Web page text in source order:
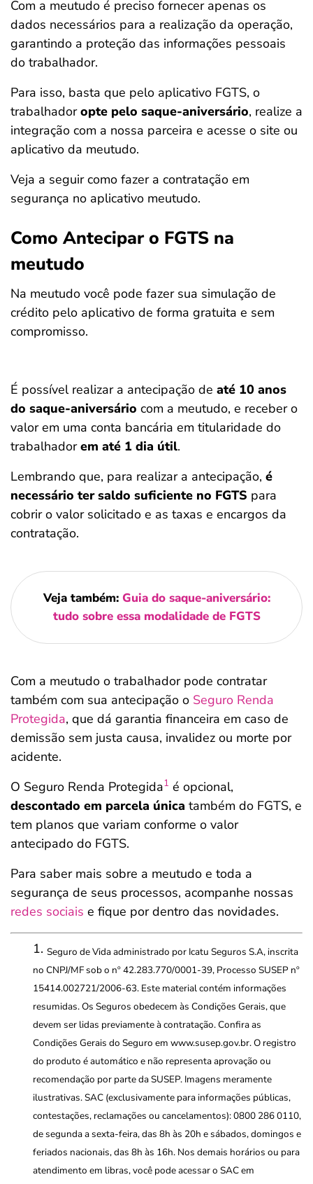
Com a meutudo é preciso fornecer apenas os
dados necessários para a realização da operação,
garantindo a proteção das informações pessoais
do trabalhador.
Para isso, basta que pelo aplicativo FGTS, o
trabalhadoropte pelo saque-aniversário, realize a
integração com a nossa parceira e acesse o site ou
aplicativo da meutudo.
Veja a seguir como fazer a contratação em
segurança no aplicativo meutudo.
Como Antecipar o FGTS na
meutudo
Na meutudo você pode fazer sua simulação de
crédito pelo aplicativo de forma gratuita e sem
compromisso.
É possível realizar a antecipação de até 10 anos
do saque-aniversário com a meutudo, e receber o
valor em uma conta bancária em titularidade do
trabalhadorem até 1 dia útil.
Lembrando que, para realizar a antecipação, é
necessário ter saldo suficiente no FGTS para
cobrir o valor solicitado e as taxas e encargos da
contratação.
Veja também: Guia do saque-aniversário:
tudo sobre essa modalidade de FGTS
Com a meutudo o trabalhador pode contratar
também com sua antecipação o Seguro Renda
Protegida, que dá garantia financeira em caso de
demissão sem justa causa, invalidez ou morte por
acidente.
O Seguro Renda Protegida1 é opcional,
descontado em parcela única também do FGTS, e
tem planos que variam conforme o valor
antecipado do FGTS.
Para saber mais sobre a meutudo e toda a
segurança de seus processos, acompanhe nossas
redes sociais e fique por dentro das novidades.
Seguro de Vida administrado por Icatu Seguros S.A, inscrita
no CNPJ/MF sob o nº 42.283.770/0001-39, Processo SUSEP nº
15414.002721/2006-63. Este material contém informações
resumidas. Os Seguros obedecem às Condições Gerais, que
devem ser lidas previamente à contratação. Confira as
Condições Gerais do Seguro em www.susep.gov.br. O registro
do produto é automático e não representa aprovação ou
recomendação por parte da SUSEP. Imagens meramente
ilustrativas. SAC (exclusivamente para informações públicas,
contestações, reclamações ou cancelamentos): 0800 286 0110,
de segunda a sexta-feira, das 8h às 20h e sábados, domingos e
feriados nacionais, das 8h às 16h. Nos demais horários ou para
atendimento em libras, você pode acessar o SAC em